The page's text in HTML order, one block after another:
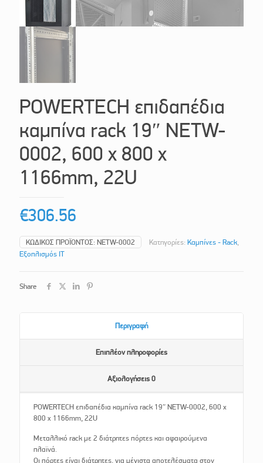
POWERTECH επιδαπέδια
καμπίνα rack 19″ NETW-
0002, 600 x 800 x
1166mm, 22U
€306.56
ΚΩΔΙΚΌΣ ΠΡΟΪΌΝΤΟΣ: NETW-0002 Κατηγορίες: Καμπίνες - Rack
Εξοπλισμός IT
Share
Περιγραφή
Επιπλέον πληροφορίες
Αξιολογήσεις 0
POWERTECH επιδαπέδια καμπίνα rack 19″ NETW-0002, 600 x
800 x 1166mm, 22U
Μεταλλικό rack με 2 διάτρητες πόρτες και αφαιρούμενα
πλαϊνά.
Οι πόρτες είναι διάτρητες, για μέγιστα αποτελέσματα στον